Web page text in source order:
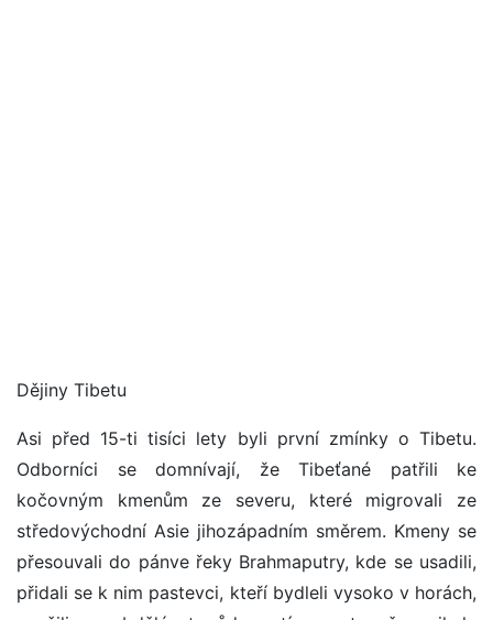
Dějiny Tibetu
Asi před 15-ti tisíci lety byli první zmínky o Tibetu.
Odborníci se domnívají, že Tibeťané patřili ke
kočovným kmenům ze severu, které migrovali ze
středovýchodní Asie jihozápadním směrem. Kmeny se
přesouvali do pánve řeky Brahmaputry, kde se usadili,
přidali se k nim pastevci, kteří bydleli vysoko v horách,